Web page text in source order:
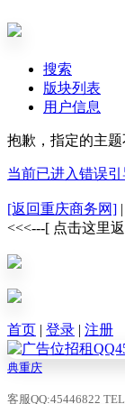
搜索
版块列表
用户信息
抱歉，指定的主
当前已进入错误引
[返回重庆商务网] |
<<<---[ 点击这里
首页 | 登录 | 注册
典重庆
客服QQ:45446822